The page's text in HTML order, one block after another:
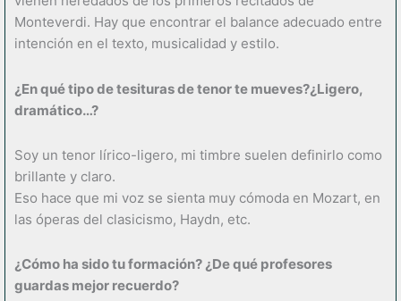
Monteverdi. Hay que encontrar el balance adecuado entre
intención en el texto, musicalidad y estilo.
¿En quétipo de tesituras de tenor te mueves?¿Ligero,
dramático…?
Soy un tenor lírico-ligero, mi timbre suelen definirlo como
brillante y claro.
Eso hace que mi voz se sienta muy cómoda en Mozart, en
las óperas del clasicismo, Haydn, etc.
¿Cómo ha sido tu formación? ¿De qué profesores
guardas mejor recuerdo?